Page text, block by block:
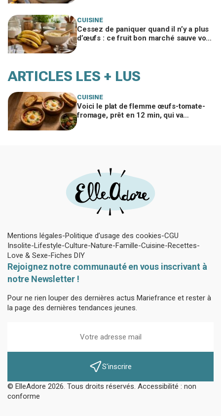
CUISINE
Cessez de paniquer quand il n’y a plus
d’œufs : ce fruit bon marché sauve vos
ARTICLES LES + LUS
CUISINE
Voici le plat de flemme œufs-tomate-
fromage, prêt en 12 min, qui va
Mentions légales Politique d’usage des cookies CGU
Insolite Lifestyle Culture Nature Famille Cuisine Recettes
Love & Sexe Fiches DIY
Rejoignez notre communauté en vous inscrivant à
notre Newsletter !
Pour ne rien louper des dernières actus Mariefrance et rester à
la page des dernières tendances jeunes.
S'inscrire
© ElleAdore 2026. Tous droits réservés. Accessibilité : non
conforme